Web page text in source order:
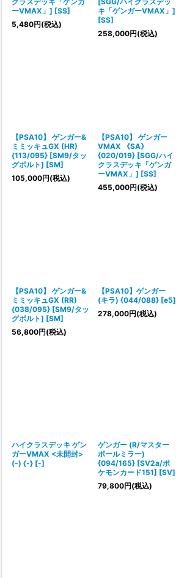
ーVMAX」] [SS]
5,480円(税込)
キ「ゲンガーVMAX」]
[SS]
258,000円(税込)
【PSA10】 ゲンガー&
ミミッキュGX (HR)
{113/095} [SM9/タッ
グボルト] [SM]
105,000円(税込)
【PSA10】 ゲンガー
VMAX 《SA》
{020/019} [SGG/ハイ
クラスデッキ「ゲンガ
ーVMAX」] [SS]
455,000円(税込)
【PSA10】 ゲンガー&
ミミッキュGX (RR)
{038/095} [SM9/タッ
グボルト] [SM]
56,800円(税込)
【PSA10】ゲンガー
(キラ) {044/088} [e5]
278,000円(税込)
ハイクラスデッキ ゲン
ガーVMAX <未開封>
(-) {-} [-]
ゲンガー (R/マスター
ボールミラー)
{094/165} [SV2a/ポ
ケモンカード151] [SV]
79,800円(税込)